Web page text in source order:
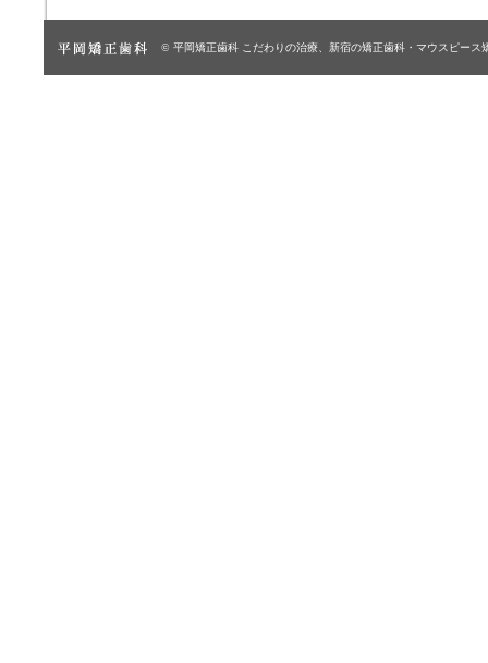
© 平岡矯正歯科 こだわりの治療、新宿の矯正歯科・マウスピース